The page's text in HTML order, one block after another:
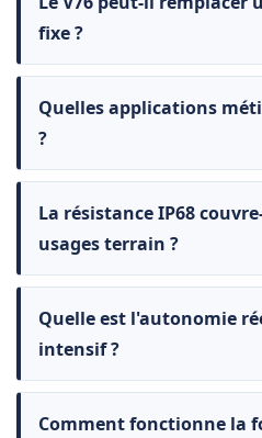
fixe ?
Quelles applications
?
La résistance IP68
usages terrain ?
Quelle est l'autonomie
intensif ?
Comment fonctionne la